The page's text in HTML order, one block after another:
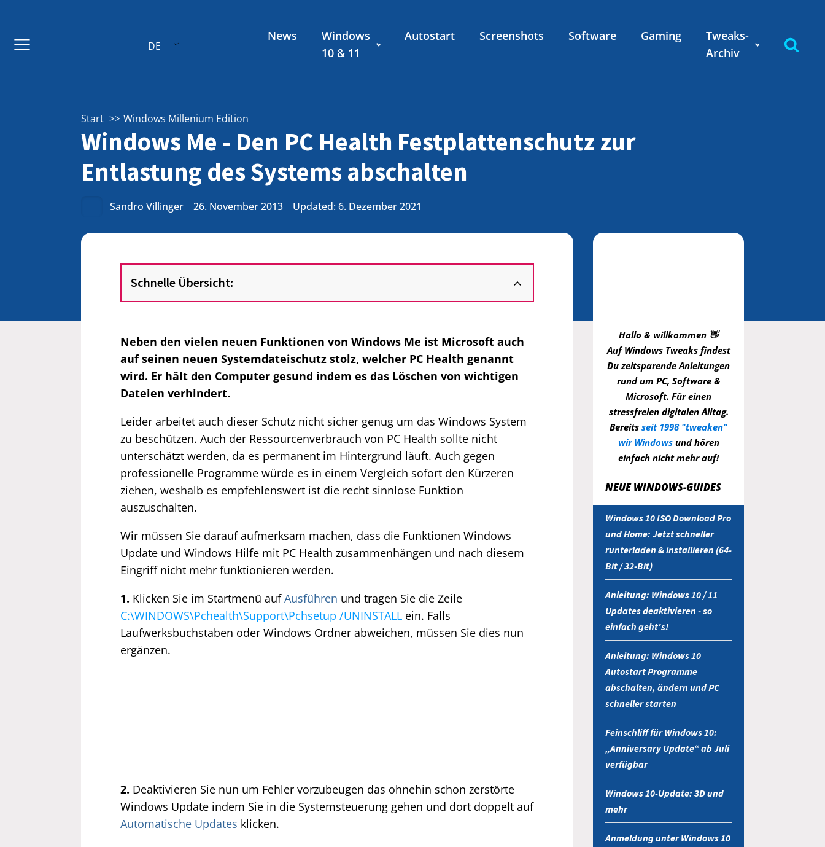
DE
News
Windows
10 & 11
Autostart Screenshots Software Gaming
Tweaks-
Archiv
Start Windows Millenium Edition
Windows Me - Den PC Health Festplattenschutz zur
Entlastung des Systems abschalten
Sandro Villinger 26. November 2013 Updated: 6. Dezember 2021
Schnelle Übersicht:
Neben den vielen neuen Funktionen von Windows Me ist Microsoft auch
auf seinen neuen Systemdateischutz stolz, welcher PC Health genannt
wird. Er hält den Computer gesund indem es das Löschen von wichtigen
Dateien verhindert.
Leider arbeitet auch dieser Schutz nicht sicher genug um das Windows System
zu beschützen. Auch der Ressourcenverbrauch von PC Health sollte nicht
unterschätzt werden, da es permanent im Hintergrund läuft. Auch gegen
professionelle Programme würde es in einem Vergleich sofort den Kürzeren
ziehen, weshalb es empfehlenswert ist die recht sinnlose Funktion
auszuschalten.
Wir müssen Sie darauf aufmerksam machen, dass die Funktionen Windows
Update und Windows Hilfe mit PC Health zusammenhängen und nach diesem
Eingriff nicht mehr funktionieren werden.
1. Klicken Sie im Startmenü aufAusführen und tragen Sie die Zeile
C:\WINDOWS\Pchealth\Support\Pchsetup /UNINSTALL ein. Falls
Laufwerksbuchstaben oder Windows Ordner abweichen, müssen Sie dies nun
ergänzen.
2. Deaktivieren Sie nun um Fehler vorzubeugen das ohnehin schon zerstörte
Windows Update indem Sie in die Systemsteuerung gehen und dort doppelt auf
Automatische Updates klicken.
Hallo & willkommen 👋
Auf Windows Tweaks findest
Du zeitsparende Anleitungen
rund um PC, Software &
Microsoft. Für einen
stressfreien digitalen Alltag.
Bereits seit 1998 "tweaken"
wir Windowsund hören
einfach nicht mehr auf!
NEUE WINDOWS-GUIDES
Windows 10 ISO Download Pro
und Home: Jetzt schneller
runterladen & installieren (64-
Bit / 32-Bit)
Anleitung: Windows 10 / 11
Updates deaktivieren - so
einfach geht's!
Anleitung: Windows 10
Autostart Programme
abschalten, ändern und PC
schneller starten
Feinschliff für Windows 10:
„Anniversary Update“ ab Juli
verfügbar
Windows 10-Update: 3D und
mehr
Anmeldung unter Windows 10